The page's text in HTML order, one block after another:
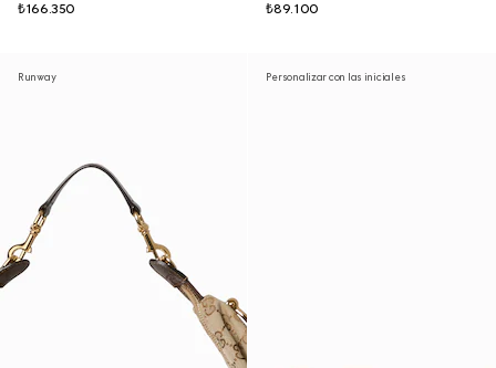
₺166.350
₺89.100
Runway Personalizar con las iniciales